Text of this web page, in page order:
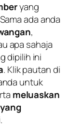
yang
ada anda
,
apa sahaja
dipilih ini
. Klik pautan di
untuk
meluaskan